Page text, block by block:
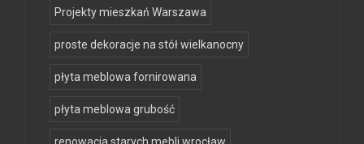
Projekty mieszkań Warszawa
proste dekoracje na stół wielkanocny
płyta meblowa fornirowana
płyta meblowa grubość